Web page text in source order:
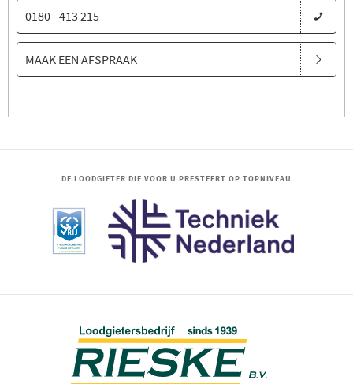
0180 - 413 215
MAAK EEN AFSPRAAK
DE LOODGIETER DIE VOOR U PRESTEERT OP TOPNIVEAU